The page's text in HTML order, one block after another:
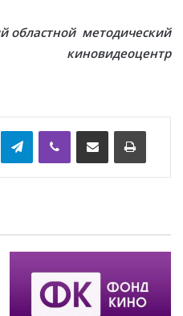
областной методический
киновидеоцентр
WhatsApp Telegram